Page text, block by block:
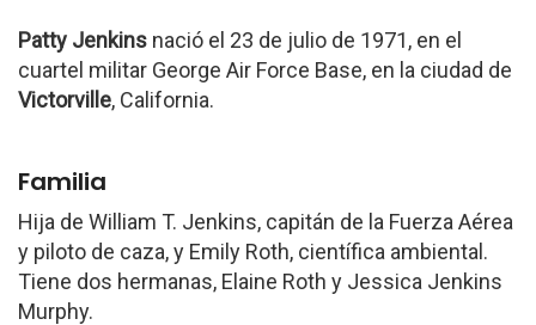
Patty Jenkins nació el 23 de julio de 1971, en el
cuartel militar George Air Force Base, en la ciudad de
Victorville, California.
Familia
Hija de William T. Jenkins, capitán de la Fuerza Aérea
y piloto de caza, y Emily Roth, científica ambiental.
Tiene dos hermanas, Elaine Roth y Jessica Jenkins
Murphy.